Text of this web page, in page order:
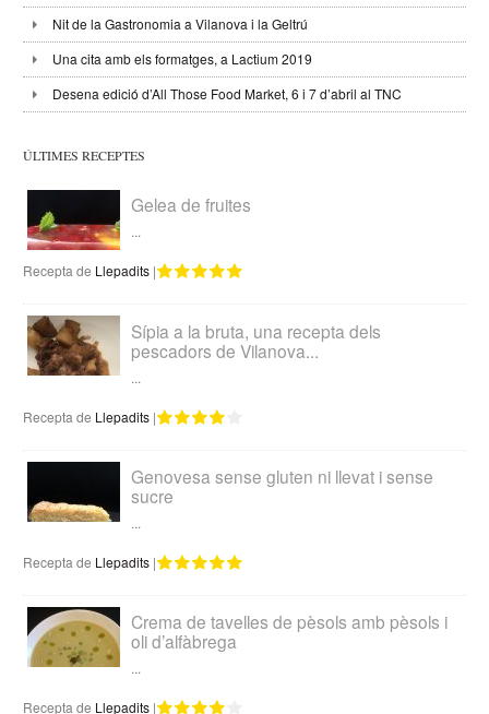
Nit de la Gastronomia a Vilanova i la Geltrú
Una cita amb els formatges, a Lactium 2019
Desena edició d’All Those Food Market, 6 i 7 d’abril al TNC
ÚLTIMES RECEPTES
Gelea de fruites
...
Recepta de Llepadits |
Sípia a la bruta, una recepta dels
pescadors de Vilanova...
...
Recepta de Llepadits |
Genovesa sense gluten ni llevat i sense
sucre
...
Recepta de Llepadits |
Crema de tavelles de pèsols amb pèsols i
oli d’alfàbrega
...
Recepta de Llepadits |